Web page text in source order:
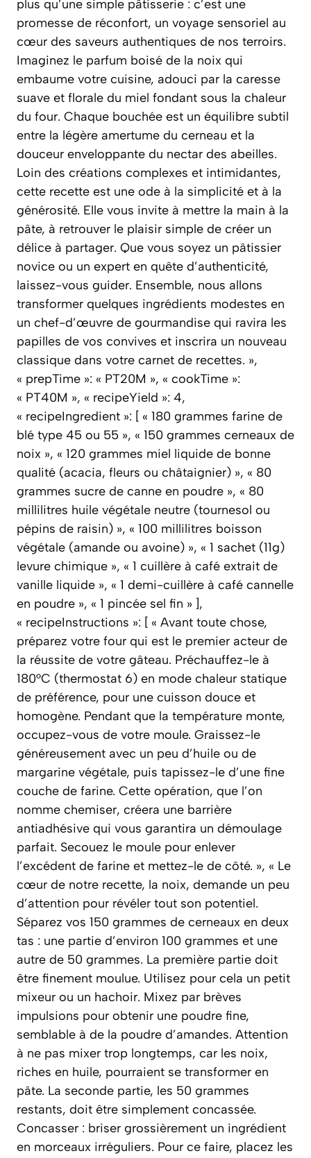
plus qu’une simple pâtisserie : c’est une
promesse de réconfort, un voyage sensoriel au
cœur des saveurs authentiques de nos terroirs.
Imaginez le parfum boisé de la noix qui
embaume votre cuisine, adouci par la caresse
suave et florale du miel fondant sous la chaleur
du four. Chaque bouchée est un équilibre subtil
entre la légère amertume du cerneau et la
douceur enveloppante du nectar des abeilles.
Loin des créations complexes et intimidantes,
cette recette est une ode à la simplicité et à la
générosité. Elle vous invite à mettre la main à la
pâte, à retrouver le plaisir simple de créer un
délice à partager. Que vous soyez un pâtissier
novice ou un expert en quête d’authenticité,
laissez-vous guider. Ensemble, nous allons
transformer quelques ingrédients modestes en
un chef-d’œuvre de gourmandise qui ravira les
papilles de vos convives et inscrira un nouveau
classique dans votre carnet de recettes. »,
« prepTime »: « PT20M », « cookTime »:
« PT40M », « recipeYield »: 4,
« recipeIngredient »: [ « 180 grammes farine de
blé type 45 ou 55 », « 150 grammes cerneaux de
noix », « 120 grammes miel liquide de bonne
qualité (acacia, fleurs ou châtaignier) », « 80
grammes sucre de canne en poudre », « 80
millilitres huile végétale neutre (tournesol ou
pépins de raisin) », « 100 millilitres boisson
végétale (amande ou avoine) », « 1 sachet (11g)
levure chimique », « 1 cuillère à café extrait de
vanille liquide », « 1 demi-cuillère à café cannelle
en poudre », « 1 pincée sel fin » ],
« recipeInstructions »: [ « Avant toute chose,
préparez votre four qui est le premier acteur de
la réussite de votre gâteau. Préchauffez-le à
180°C (thermostat 6) en mode chaleur statique
de préférence, pour une cuisson douce et
homogène. Pendant que la température monte,
occupez-vous de votre moule. Graissez-le
généreusement avec un peu d’huile ou de
margarine végétale, puis tapissez-le d’une fine
couche de farine. Cette opération, que l’on
nomme chemiser, créera une barrière
antiadhésive qui vous garantira un démoulage
parfait. Secouez le moule pour enlever
l’excédent de farine et mettez-le de côté. », « Le
cœur de notre recette, la noix, demande un peu
d’attention pour révéler tout son potentiel.
Séparez vos 150 grammes de cerneaux en deux
tas : une partie d’environ 100 grammes et une
autre de 50 grammes. La première partie doit
être finement moulue. Utilisez pour cela un petit
mixeur ou un hachoir. Mixez par brèves
impulsions pour obtenir une poudre fine,
semblable à de la poudre d’amandes. Attention
à ne pas mixer trop longtemps, car les noix,
riches en huile, pourraient se transformer en
pâte. La seconde partie, les 50 grammes
restants, doit être simplement concassée.
Concasser : briser grossièrement un ingrédient
en morceaux irréguliers. Pour ce faire, placez les